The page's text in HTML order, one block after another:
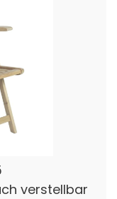
verstellbar